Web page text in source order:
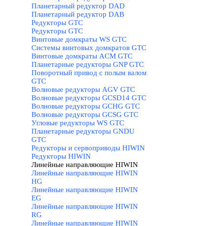
Планетарный редуктор DAD
Планетарный редуктор DAB
Редукторы GTC
Редукторы GTC
Винтовые домкраты WS GTC
Системы винтовых домкратов GTC
Винтовые домкраты ACM GTC
Планетарные редукторы GNP GTC
Поворотный привод с полым валом
GTC
Волновые редукторы AGV GTC
Волновые редукторы GCSD14 GTC
Волновые редукторы GCHG GTC
Волновые редукторы GCSG GTC
Угловые редукторы WS GTC
Планетарные редукторы GNDU
GTC
Редукторы и сервоприводы HIWIN
Редукторы HIWIN
Линейные направляющие HIWIN
Линейные направляющие HIWIN
HG
Линейные направляющие HIWIN
EG
Линейные направляющие HIWIN
RG
Линейные направляющие HIWIN